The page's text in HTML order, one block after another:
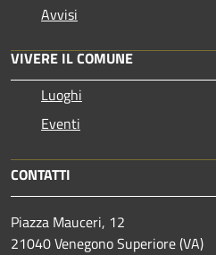
Avvisi
VIVERE IL COMUNE
Luoghi
Eventi
CONTATTI
Piazza Mauceri, 12
21040 Venegono Superiore (VA)